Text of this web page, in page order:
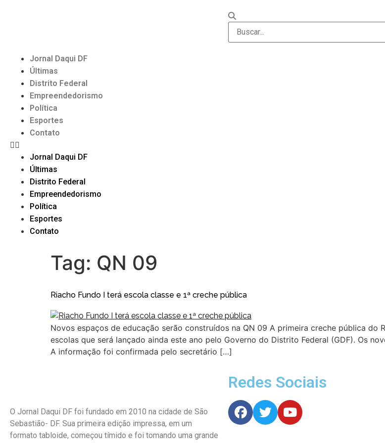
Jornal Daqui DF
Últimas
Distrito Federal
Empreendedorismo
Política
Esportes
Contato
Jornal Daqui DF
Últimas
Distrito Federal
Empreendedorismo
Política
Esportes
Contato
Tag: QN 09
Riacho Fundo I terá escola classe e 1ª creche pública
Novos espaços de educação serão construídos na QN 09 A primeira creche pública do
escolas que será lançado ainda este ano pelo Governo do Distrito Federal (GDF). Os
A informação foi confirmada pelo secretário […]
O Jornal Daqui DF foi fundado em 2010 na cidade de São
Sebastião- DF. Sua primeira edição impressa, em um
formato tabloide, começou tímido e foi tomando uma grande
Redes Sociais